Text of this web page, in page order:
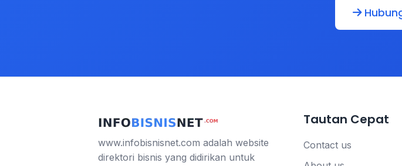
www.infobisnisnet.com adalah website
direktori bisnis yang didirikan untuk
Tautan Cepat
Contact us